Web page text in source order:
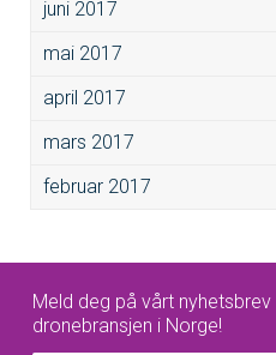
juni 2017
mai 2017
april 2017
mars 2017
februar 2017
Meld deg på vårt
dronebransjen i Norge!